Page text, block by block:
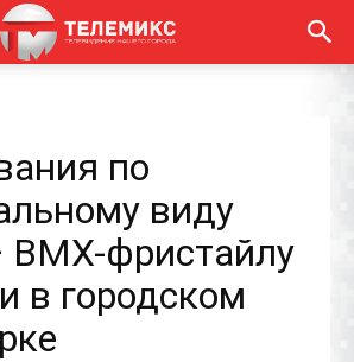
по
виду
BMX-фристайлу
в городском